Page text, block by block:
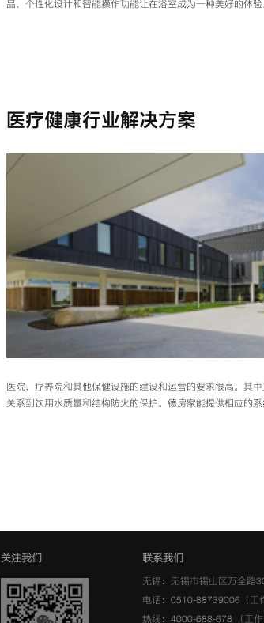
品、个性化设计和智能操作功能让在浴室成为一种美好的体验
医疗健康行业解决方案
医院、疗养院和其他保健设施的建设和运营的要求很高。其
关系到饮用水质量和结构防火的保护。德房家能提供相应的系
关注我们 联系我们
无锡：无锡市锡山区万全路
电话：0510-88739006（工
热线：4000-688-678 （工作